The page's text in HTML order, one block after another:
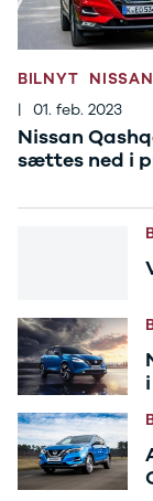
BILNYT NISSAN
| 01. feb. 2023
Nissan
sættes ned i